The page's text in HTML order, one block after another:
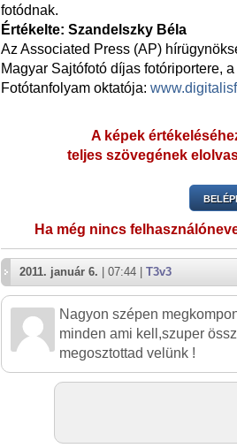
fotódnak.
Értékelte: Szandelszky Béla
Az Associated Press (AP)
Magyar Sajtófotó díjas fotóriportere,
Fotótanfolyam oktatója:
A képek
teljes szövegének
Ha még nincs
2011. január 6. | 07:44 | T3v3
Nagyon szépen
minden ami kell,szuper
megosztottad velünk !